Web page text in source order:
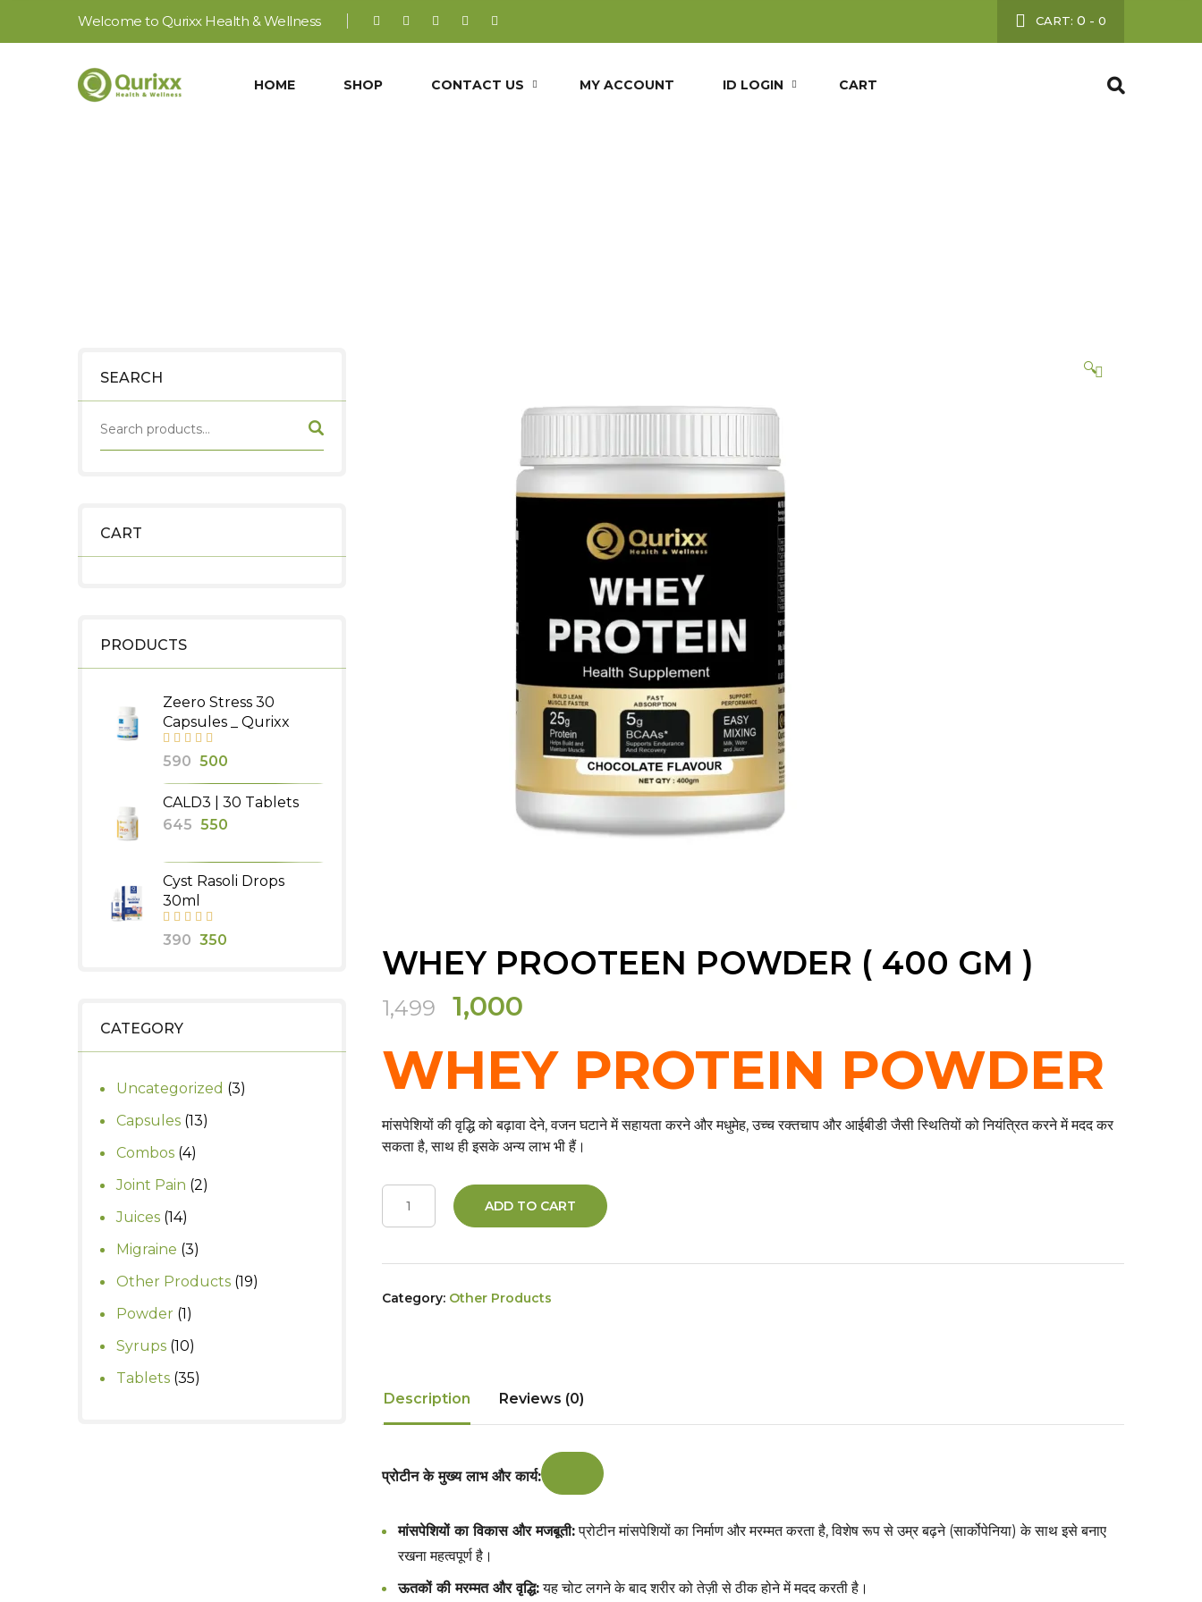
Welcome to Qurixx Health & Wellness CART: 0 - 0
HOME SHOP CONTACT US MY ACCOUNT ID LOGIN CART
SEARCH
CART
PRODUCTS
Zeero Stress 30
Capsules _ Qurixx
590 Original
price
was:
₹590.
500
price
is:
CALD3 | 30 Tablets
645 Original
was:
550
is:
Cyst Rasoli Drops
30ml
390 Original
350
CATEGORY
Uncategorized 33
Capsules 1313
Combos 44
products
Joint Pain 22
Juices 1414
products
Migraine 33
products
Other Products 1919
Powder 11
product
Syrups 1010
products
Tablets 3535
🔍
WHEY PROOTEEN POWDER ( 400 GM )
1,499
Original
price
was:
₹1,499.
1,000
is:
₹1,000.
WHEY PROTEIN POWDER
मांसपेशियों की वृद्धि को बढ़ावा देने, वजन घटाने में सहायता करने और मधुमेह, उच्च रक्तचाप और आईबीडी जैसी स्थितियों को नियंत्रित करने में मदद कर
सकता है, साथ ही इसके अन्य लाभ भी हैं।
ADD TO CART
Category: Other Products
Description Reviews (0)
प्रोटीन के मुख्य लाभ और कार्य:
मांसपेशियों का विकास और मजबूती:प्रोटीन मांसपेशियों का निर्माण और मरम्मत करता है, विशेष रूप से उम्र बढ़ने (सार्कोपेनिया) के साथ इसे बनाए
रखना महत्वपूर्ण है।
ऊतकों की मरम्मत और वृद्धि:यह चोट लगने के बाद शरीर को तेज़ी से ठीक होने में मदद करती है।